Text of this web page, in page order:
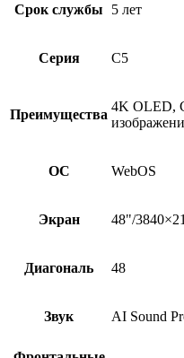
Срок службы 5 лет
Серия C5
Преимущества
4K OLED,
ОС WebOS
Экран 48"/
Диагональ 48
Звук AI Sound